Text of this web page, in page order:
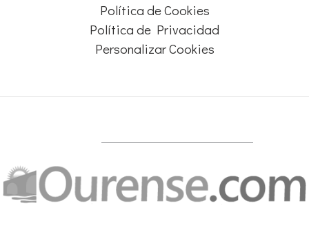
Política de Cookies
Política de Privacidad
Personalizar Cookies